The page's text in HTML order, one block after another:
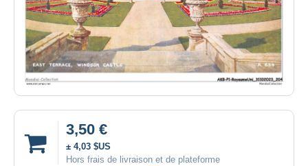
3,50 €
± 4,03 $US
Hors frais de livraison et de plateforme